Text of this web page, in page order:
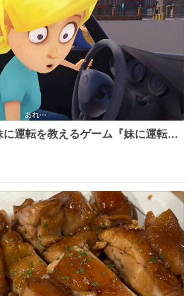
運転を教えるゲーム『妹に運転を
開。危険だらけの道路で生き残れ
news/260806s プレイヤ
グには不安が残るが、事故を起こせ